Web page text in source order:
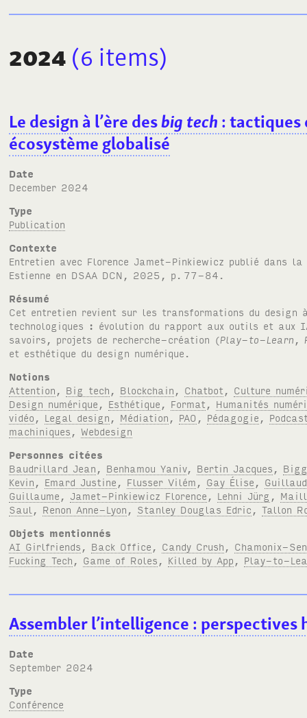
2024 (6 items)
Le design à l’ère desbig tech : tactiques
écosystème globalisé
Date
December 2024
Type
Publication
Contexte
Entretien avec Florence Jamet-Pinkiewicz publié dans
Estienne en DSAA DCN , 2025, p. 77-84.
Résumé
Cet entretien revient sur les transformations du design
technologiques : évolution du rapport aux outils et aux
savoirs, projets de recherche-création (Play-to-Learn ,
et esthétique du design numérique.
Notions
Attention , Big tech , Blockchain , Chatbot , Culture
Design numérique , Esthétique , Format , Humanités
vidéo , Legal design , Médiation , PAO , Pédagogie ,
machiniques ,Webdesign
Personnes citées
Baudrillard Jean , Benhamou Yaniv, Bertin Jacques ,
Kevin , Emard Justine , Flusser Vilém , Gay Élise ,
Guillaume , Jamet-Pinkiewicz Florence , Lehni Jürg ,
Saul , Renon Anne-Lyon , Stanley Douglas Edric ,Tallon
Objets mentionnés
AI Girlfriends , Back Office , Candy Crush , Chamonix-
Fucking Tech , Game of Roles , Killed by App , Play-to-
Assembler l’intelligence : perspectives
Date
September 2024
Type
Conférence